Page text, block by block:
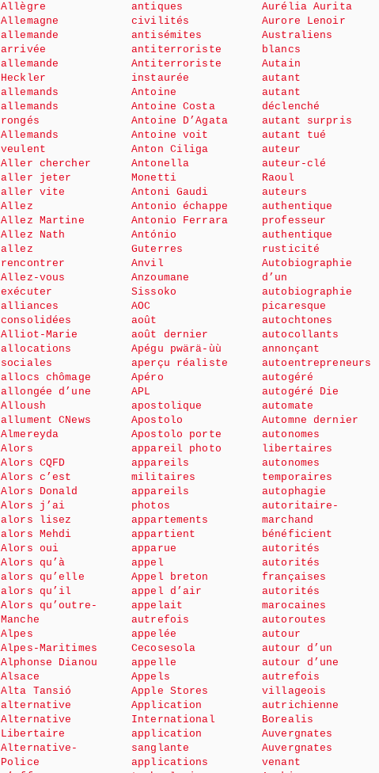
Allègre
Allemagne
allemande
arrivée
allemande
Heckler
allemands
allemands
rongés
Allemands
veulent
Aller chercher
aller jeter
aller vite
Allez
Allez Martine
Allez Nath
allez
rencontrer
Allez-vous
exécuter
alliances
consolidées
Alliot-Marie
allocations
sociales
allocs chômage
allongée d’une
Alloush
allument CNews
Almereyda
Alors
Alors CQFD
Alors c’est
Alors Donald
Alors j’ai
alors lisez
alors Mehdi
Alors oui
Alors qu’à
alors qu’elle
alors qu’il
Alors qu’outre-
Manche
Alpes
Alpes-Maritimes
Alphonse Dianou
Alsace
Alta Tansió
alternative
Alternative
Libertaire
Alternative-
Police
antiques
civilités
antisémites
antiterroriste
Antiterroriste
instaurée
Antoine
Antoine Costa
Antoine D’Agata
Antoine voit
Anton Ciliga
Antonella
Monetti
Antoni Gaudi
Antonio échappe
Antonio Ferrara
António
Guterres
Anvil
Anzoumane
Sissoko
AOC
août
août dernier
Apégu pwärä-ùù
aperçu réaliste
Apéro
APL
apostolique
Apostolo
Apostolo porte
appareil photo
appareils
militaires
appareils
photos
appartements
appartient
apparue
appel
Appel breton
appel d’air
appelait
autrefois
appelée
Cecosesola
appelle
Appels
Apple Stores
Application
International
application
sanglante
applications
Aurélia Aurita
Aurore Lenoir
Australiens
blancs
Autain
autant
autant
déclenché
autant surpris
autant tué
auteur
auteur-clé
Raoul
auteurs
authentique
professeur
authentique
rusticité
Autobiographie
d’un
autobiographie
picaresque
autochtones
autocollants
annonçant
autoentrepreneurs
autogéré
autogéré Die
automate
Automne dernier
autonomes
libertaires
autonomes
temporaires
autophagie
autoritaire-
marchand
bénéficient
autorités
autorités
françaises
autorités
marocaines
autoroutes
autour
autour d’un
autour d’une
autrefois
villageois
autrichienne
Borealis
Auvergnates
Auvergnates
venant